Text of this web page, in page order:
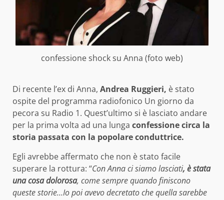
confessione shock su Anna (foto web)
Di recente l’ex di Anna, Andrea Ruggieri, è stato
ospite del programma radiofonico Un giorno da
pecora su Radio 1. Quest’ultimo si è lasciato andare
per la prima volta ad una lunga confessione circa la
storia passata con la popolare conduttrice.
Egli avrebbe affermato che non è stato facile
superare la rottura: “Con Anna ci siamo lasciati, è stata
una cosa dolorosa, come sempre quando finiscono
queste storie…Io poi avevo decretato che quella sarebbe